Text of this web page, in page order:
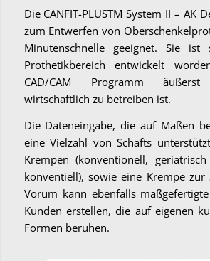
Die CANFIT-PLUSTM System II – AK
zum Entwerfen von
Minutenschnelle geeignet. Sie
Prothetikbereich entwickelt
CAD/CAM Programm
wirtschaftlich zu betreiben ist.
Die Dateneingabe, die auf Maßen
eine Vielzahl von Schafts
Krempen (konventionell,
konventiell), sowie eine Krempe zur
Vorum kann ebenfalls
Kunden erstellen, die auf eigenen
Formen beruhen.